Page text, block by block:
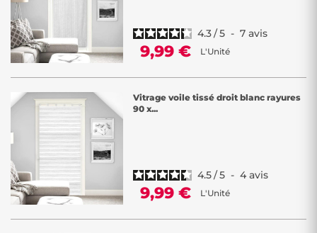
4.3/5 - 7 avis
9,99 € L'Unité
Vitrage voile tissé droit blanc rayures
90 x...
4.5/5 - 4 avis
9,99 € L'Unité